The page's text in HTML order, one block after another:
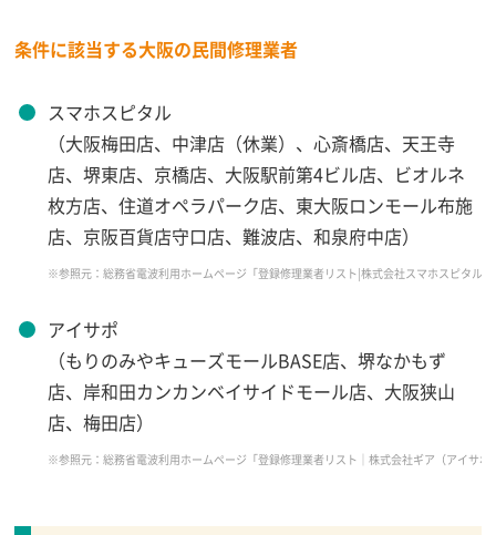
条件に該当する大阪の民間修理業者
スマホスピタル
（大阪梅田店、中津店（休業）、心斎橋店、天王寺
店、堺東店、京橋店、大阪駅前第4ビル店、ビオルネ
枚方店、住道オペラパーク店、東大阪ロンモール布施
店、京阪百貨店守口店、難波店、和泉府中店）
※参照元：総務省電波利用ホームページ「登録修理業者リスト|株式会社スマホスピタ
アイサポ
（もりのみやキューズモールBASE店、堺なかもず
店、岸和田カンカンベイサイドモール店、大阪狭山
店、梅田店）
※参照元：総務省電波利用ホームページ「登録修理業者リスト｜株式会社ギア（アイ